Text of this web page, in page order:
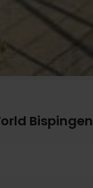
Bispingen